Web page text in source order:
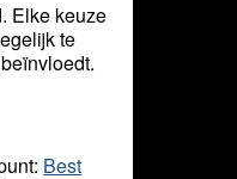
Elke keuze
te
Best